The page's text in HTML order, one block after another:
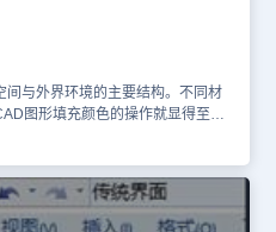
与外界环境的主要结构。不同材
图形填充颜色的操作就显得至关
案，如图 2、 接着在填充图案选
案填充和渐
击下拉按钮，选择“选择颜色”